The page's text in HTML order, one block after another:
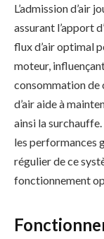
L’admission d’air
assurant l’apport
flux d’air optimal
moteur,
consommation de
d’air aide à
ainsi la surchauffe.
les performances
régulier de ce
fonctionnement